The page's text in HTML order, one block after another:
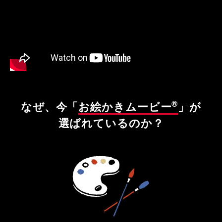
なぜ、今「お絵かきムービー® 」が
選ばれているのか？